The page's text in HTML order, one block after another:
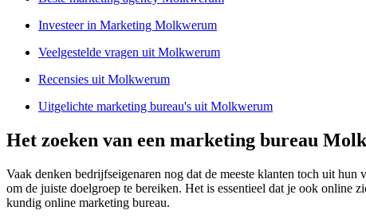
Investeer in Marketing Molkwerum
Veelgestelde vragen uit Molkwerum
Recensies uit Molkwerum
Uitgelichte marketing bureau's uit Molkwerum
Het zoeken van een marketing bureau
Vaak denken bedrijfseigenaren nog dat de meeste klanten toch uit
om de juiste doelgroep te bereiken. Het is essentieel dat je ook online
kundig online marketing bureau.